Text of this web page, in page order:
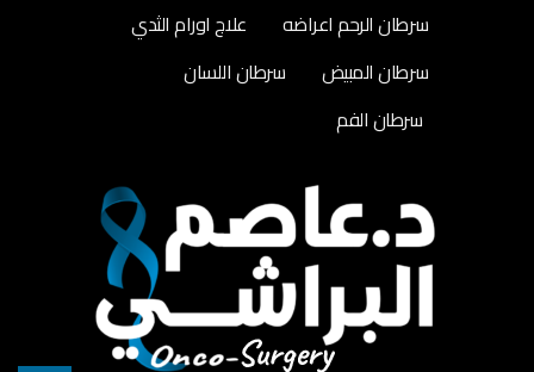
سرطان الرحم اعراضه
علاج اورام الثدي
سرطان المبيض
سرطان اللسان
سرطان الفم